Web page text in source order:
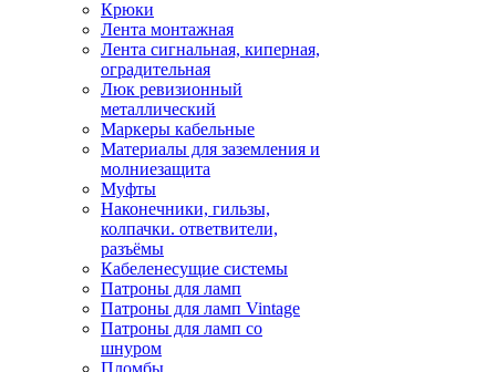
Крюки
Лента монтажная
Лента сигнальная, киперная,
оградительная
Люк ревизионный
металлический
Маркеры кабельные
Материалы для заземления и
молниезащита
Муфты
Наконечники, гильзы,
колпачки. ответвители,
разъёмы
Кабеленесущие системы
Патроны для ламп
Патроны для ламп Vintage
Патроны для ламп со
шнуром